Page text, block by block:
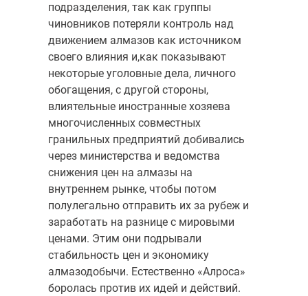
подразделения, так как группы
чиновников потеряли контроль над
движением алмазов как источником
своего влияния и,как показывают
некоторые уголовные дела, личного
обогащения, с другой стороны,
влиятельные иностранные хозяева
многочисленных совместных
гранильных предприятий добивались
через министерства и ведомства
снижения цен на алмазы на
внутреннем рынке, чтобы потом
полулегально отправить их за рубеж и
заработать на разнице с мировыми
ценами. Этим они подрывали
стабильность цен и экономику
алмазодобычи. Естественно «Алроса»
боролась против их идей и действий.